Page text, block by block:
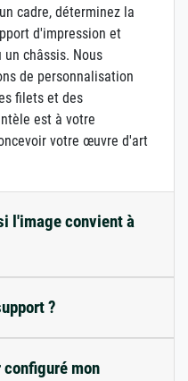
cadre, déterminez la
d'impression et
châssis. Nous
de personnalisation
filets et des
est à votre
votre œuvre d'art
l'image convient à
?
mon